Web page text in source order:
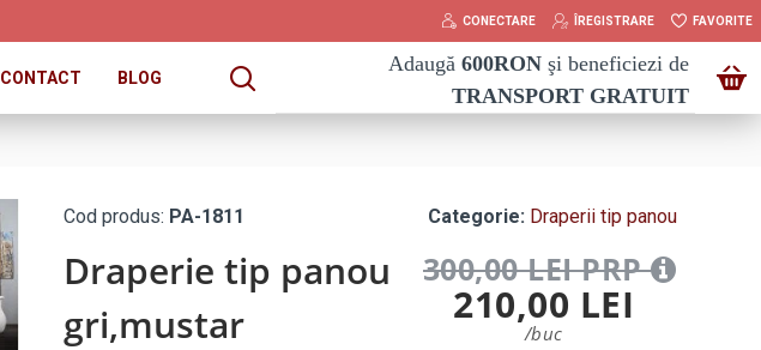
CONECTARE ÎREGISTRARE FAVORITE
CONTACT BLOG
Adaugă 600RON şi beneficiezi de
TRANSPORT GRATUIT
Cod produs: PA-1811 Categorie: Draperii tip panou
Draperie tip panou
gri,mustar
300,00 LEI PRP
210,00 LEI
/buc